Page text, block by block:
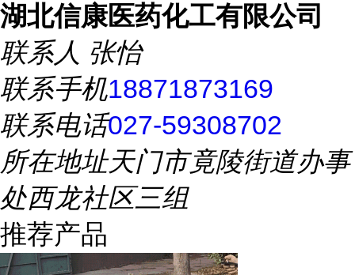
湖北信康医药化工有限公司
联系人 张怡
联系手机18871873169
联系电话027-59308702
所在地址天门市竟陵街道办事
处西龙社区三组
推荐产品